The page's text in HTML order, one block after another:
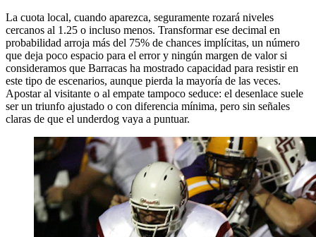
La cuota local, cuando aparezca, seguramente rozará niveles
cercanos al 1.25 o incluso menos. Transformar ese decimal en
probabilidad arroja más del 75% de chances implícitas, un número
que deja poco espacio para el error y ningún margen de valor si
consideramos que Barracas ha mostrado capacidad para resistir en
este tipo de escenarios, aunque pierda la mayoría de las veces.
Apostar al visitante o al empate tampoco seduce: el desenlace suele
ser un triunfo ajustado o con diferencia mínima, pero sin señales
claras de que el underdog vaya a puntuar.